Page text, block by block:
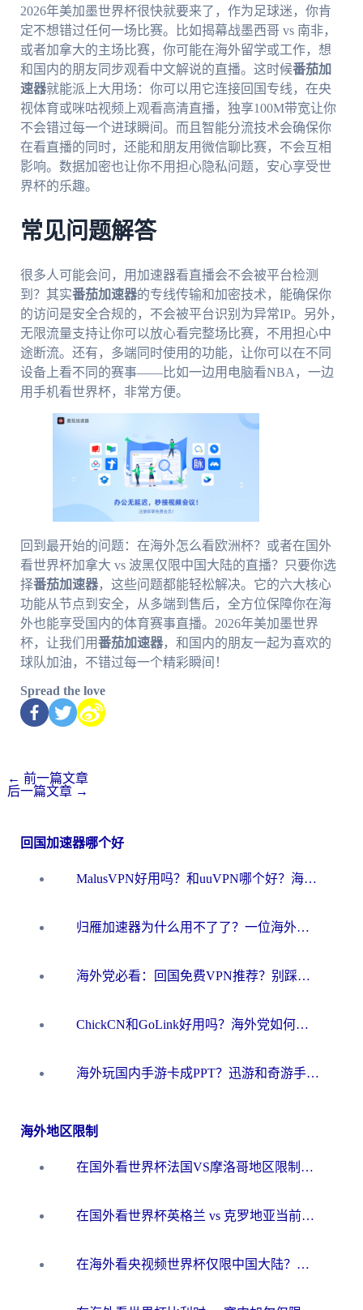
2026年美加墨世界杯很快就要来了，作为足球迷，你肯
定不想错过任何一场比赛。比如揭幕战墨西哥 vs 南非，
或者加拿大的主场比赛，你可能在海外留学或工作，想
和国内的朋友同步观看中文解说的直播。这时候番茄加
速器就能派上大用场：你可以用它连接回国专线，在央
视体育或咪咕视频上观看高清直播，独享100M带宽让你
不会错过每一个进球瞬间。而且智能分流技术会确保你
在看直播的同时，还能和朋友用微信聊比赛，不会互相
影响。数据加密也让你不用担心隐私问题，安心享受世
界杯的乐趣。
常见问题解答
很多人可能会问，用加速器看直播会不会被平台检测
到？其实番茄加速器的专线传输和加密技术，能确保你
的访问是安全合规的，不会被平台识别为异常IP。另外，
无限流量支持让你可以放心看完整场比赛，不用担心中
途断流。还有，多端同时使用的功能，让你可以在不同
设备上看不同的赛事——比如一边用电脑看NBA，一边
用手机看世界杯，非常方便。
回到最开始的问题：在海外怎么看欧洲杯？或者在国外
看世界杯加拿大 vs 波黑仅限中国大陆的直播？只要你选
择番茄加速器，这些问题都能轻松解决。它的六大核心
功能从节点到安全，从多端到售后，全方位保障你在海
外也能享受国内的体育赛事直播。2026年美加墨世界
杯，让我们用番茄加速器，和国内的朋友一起为喜欢的
球队加油，不错过每一个精彩瞬间！
Spread the love
← 前一篇文章
后一篇文章 →
回国加速器哪个好
MalusVPN好用吗？和uuVPN哪个好？海外党无缝访问国内资源的真实对比与选择指南
归雁加速器为什么用不了了？一位海外游子的真实困惑与技术解答
海外党必看：回国免费VPN推荐？别踩坑！教你选对加速器无缝刷国内资源
ChickCN和GoLink好用吗？海外党如何选对回国加速器
海外玩国内手游卡成PPT？迅游和奇游手游哪个好？一篇讲透回国加速器怎么选
海外地区限制
在国外看世界杯法国VS摩洛哥地区限制？这篇指南让你流畅看中文解说无压力
在国外看世界杯英格兰 vs 克罗地亚当前地区不可播放？这篇指南帮你搞定所有海外观赛难题
在海外看央视频世界杯仅限中国大陆？这篇指南帮你解锁中文解说+无卡顿直播